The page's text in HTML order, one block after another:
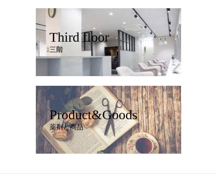
Third floor
三階
Product&Goods
薬剤と商品